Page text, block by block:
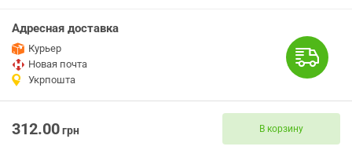
Адресная доставка
Курьер
Новая почта
Укрпошта
312.00грн В корзину